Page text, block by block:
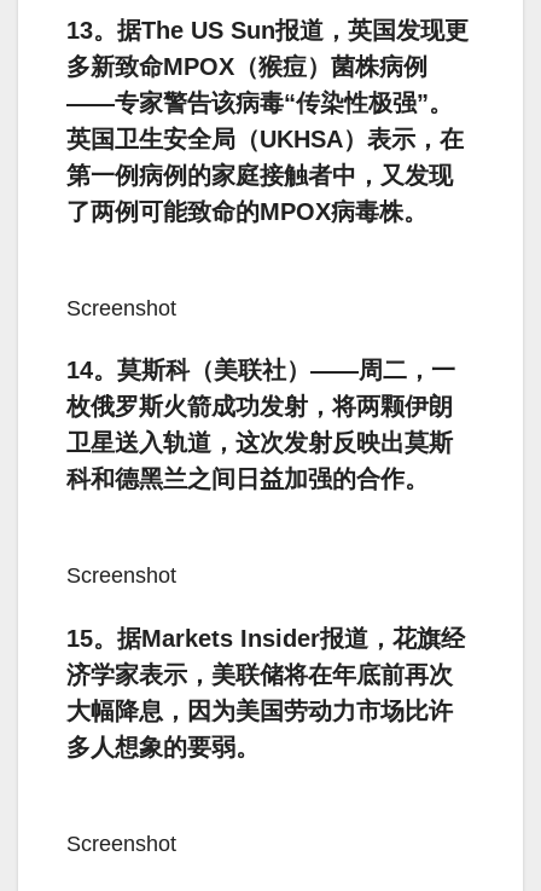
13。据The US Sun报道，英国发现更
多新致命MPOX（猴痘）菌株病例
——专家警告该病毒“传染性极强”。
英国卫生安全局（UKHSA）表示，在
第一例病例的家庭接触者中，又发现
了两例可能致命的MPOX病毒株。
Screenshot
14。莫斯科（美联社）——周二，一
枚俄罗斯火箭成功发射，将两颗伊朗
卫星送入轨道，这次发射反映出莫斯
科和德黑兰之间日益加强的合作。
Screenshot
15。据Markets Insider报道，花旗经
济学家表示，美联储将在年底前再次
大幅降息，因为美国劳动力市场比许
多人想象的要弱。
Screenshot